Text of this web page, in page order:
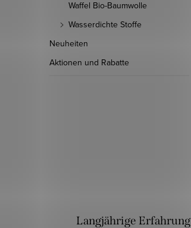
Waffel Bio-Baumwolle
Wasserdichte Stoffe
Neuheiten
Aktionen und Rabatte
Langjährige Erfahrung